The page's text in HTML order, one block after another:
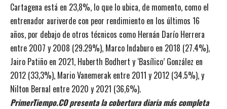
Cartagena está en 23,8%, lo que lo ubica, de momento, como el
entrenador auriverde con peor rendimiento en los últimos 16
años, por debajo de otros técnicos como Hernán Darío Herrera
entre 2007 y 2008 (29.29%), Marco Indaburo en 2018 (27.4%),
Jairo Patiño en 2021, Huberth Bodhert y ‘Basílico’ González en
2012 (33,3%), Mario Vanemerak entre 2011 y 2012 (34.5%), y
Nilton Bernal entre 2020 y 2021 (36,6%).
PrimerTiempo.CO presenta la cobertura diaria más completa